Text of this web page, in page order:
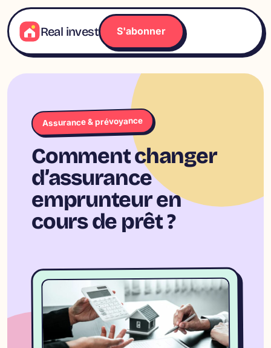
Aller
au
contenu
Real invest S'abonner
Assurance & prévoyance
Comment changer
d’assurance
emprunteur en
cours de prêt ?